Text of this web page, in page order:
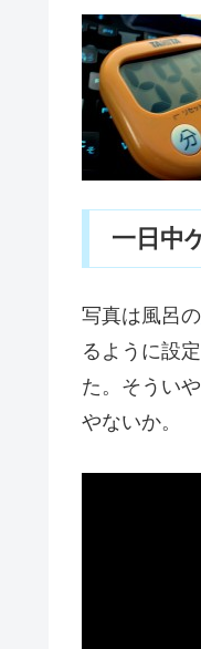
一日中
写真は風呂の
るように設
た。そうい
やないか。